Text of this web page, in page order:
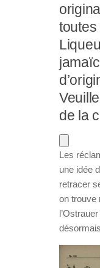
toutes
de la
Les
une idée
retracer
on trouve